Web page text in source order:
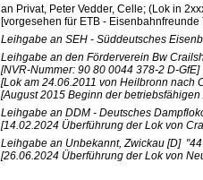
an Privat, Peter Vedder, Celle; (Lok in
[vorgesehen für ETB -
Leihgabe an SEH - Süddeutsches
Leihgabe an den Förderverein Bw
[NVR-Nummer: 90 80 0044 378-2 D-GfE]
[Lok am 24.06.2011 von Heilbronn nach
[August 2015 Beginn der
Leihgabe an DDM - Deutsches
[14.02.2024 Überführung der Lok von
Leihgabe an Unbekannt, Zwickau [D]
[26.06.2024 Überführung der Lok von